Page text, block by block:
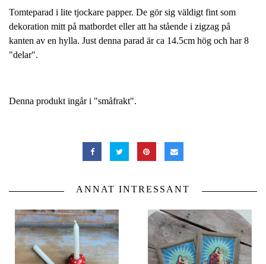
Tomteparad i lite tjockare papper. De gör sig väldigt fint som
dekoration mitt på matbordet eller att ha stående i zigzag på
kanten av en hylla. Just denna parad är ca 14.5cm hög och har 8
"delar".
Denna produkt ingår i "småfrakt".
ANNAT INTRESSANT